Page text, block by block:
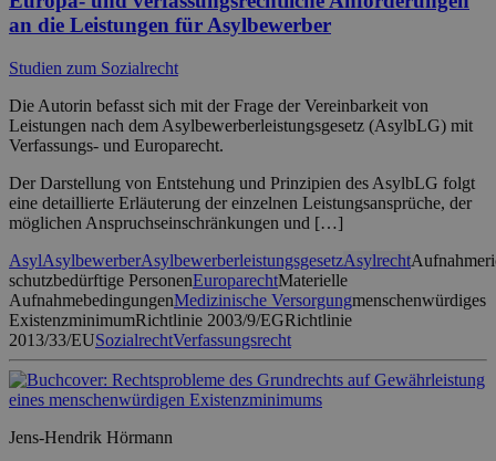
an die Leistungen für Asylbewerber
Studien zum Sozialrecht
Die Autorin befasst sich mit der Frage der Vereinbarkeit von
Leistungen nach dem Asylbewerberleistungsgesetz (AsylbLG) mit
Verfassungs- und Europarecht.
Der Darstellung von Entstehung und Prinzipien des AsylbLG folgt
eine detaillierte Erläuterung der einzelnen Leistungsansprüche, der
möglichen Anspruchseinschränkungen und […]
AsylAsylbewerberAsylbewerberleistungsgesetzAsylrecht
schutzbedürftige PersonenEuroparechtMaterielle
AufnahmebedingungenMedizinische Versorgungmenschenwürdiges
ExistenzminimumRichtlinie 2003/9/EGRichtlinie
2013/33/EUSozialrechtVerfassungsrecht
Jens-Hendrik Hörmann